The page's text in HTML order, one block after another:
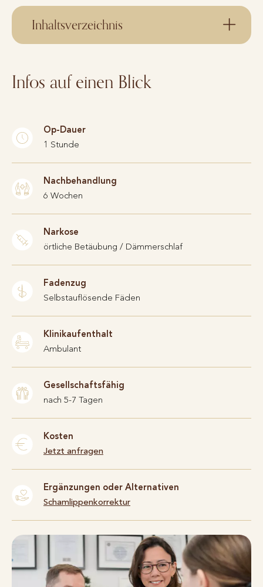
Inhaltsverzeichnis
Infos auf einen Blick
Op-Dauer
1 Stunde
Nachbehandlung
6 Wochen
Narkose
örtliche Betäubung / Dämmerschlaf
Fadenzug
Selbstauflösende Fäden
Klinikaufenthalt
Ambulant
Gesellschaftsfähig
nach 5-7 Tagen
Kosten
Jetzt anfragen
Ergänzungen oder Alternativen
Schamlippenkorrektur